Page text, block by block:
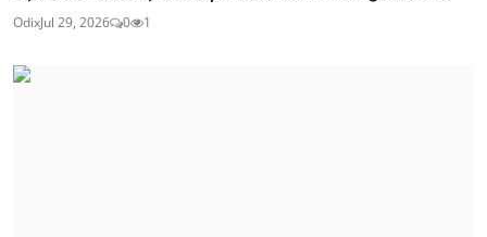
OdixJul 29, 2026 0 1